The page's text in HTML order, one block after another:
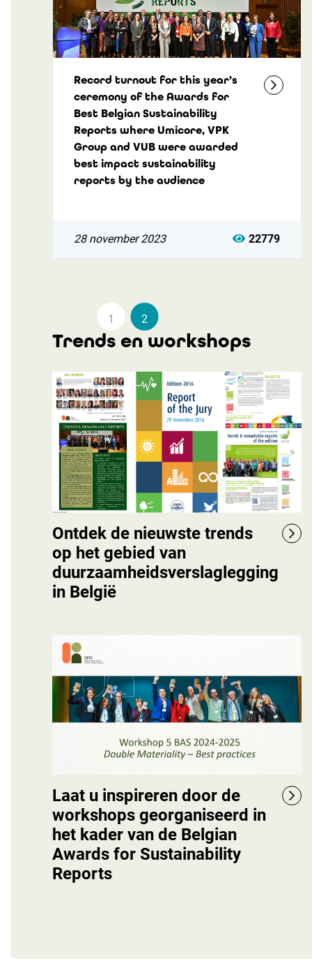
Record turnout for this year’s
ceremony of the Awards for
Best Belgian Sustainability
Reports where Umicore, VPK
Group and VUB were awarded
best impact sustainability
reports by the audience
28 november 2023 22779
1 2
Trends en workshops
Ontdek de nieuwste trends
op het gebied van
duurzaamheidsverslaglegging
in België
Laat u inspireren door de
workshops georganiseerd in
het kader van de Belgian
Awards for Sustainability
Reports